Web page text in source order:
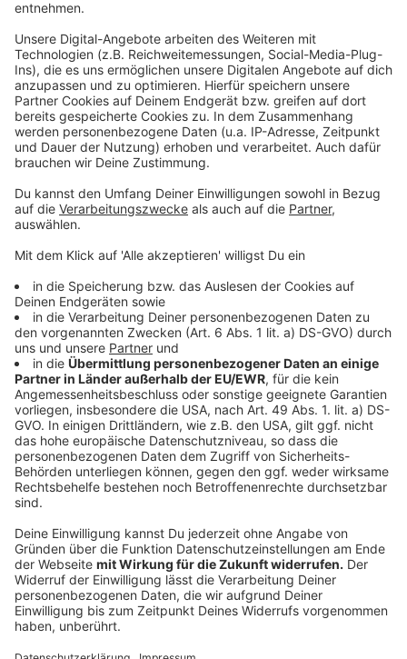
deren Partnerunternehmen sind vom
Gewinnspiel ausgeschlossen.
Das Gewinnspiel findet jeden Freitag im
Programm von Life Radio statt.
Nach einem erzielten Gewinn ist die
betreffende Person von der weiteren
Teilnahme an diesem Gewinnspiel
ausgeschlossen.
Life Radio behält sich das Recht vor,
Teilnehmer, die gegen die
unerlaubter Hilfsmittel bedienen oder sich
anderweitig durch Manipulation Vorteile
verschaffen, von der Teilnahme am
Gewinnspiel auszuschließen. In diesen Fällen
können Gewinne auch nachträglich aberkannt
und zurückgefordert werden.
Über das Gewinnspiel wird kein Schriftverkehr
geführt. Der Rechtsweg ist ausgeschlossen.
Barablöse ist nicht möglich.
Der Teilnehmer stimmt ausdrücklich zu, dass
die von ihm an Life Radio übermittelten Daten
im Falle des Gewinnes weitergegeben werden
dürfen.
Weiters überträgt der Teilnehmer im Falle des
Gewinnes Life Radio und dem OÖ Tourismus
das Recht für die Verwendung und Verwertung